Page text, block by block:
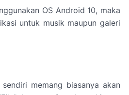
OS Android 10, maka
untuk musik maupun galeri
memang biasanya akan